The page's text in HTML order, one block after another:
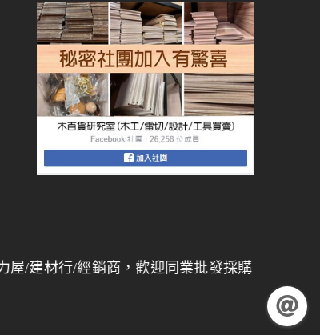
/經銷商，歡迎同業批發採購，量大另有折扣